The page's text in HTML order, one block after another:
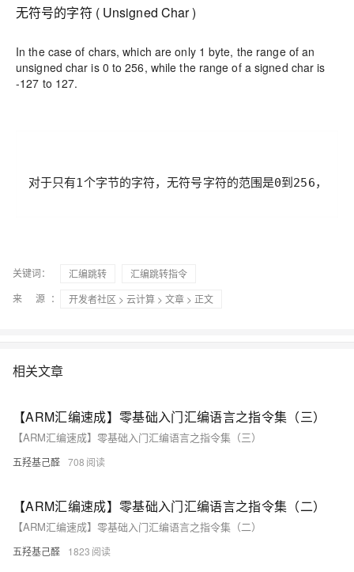
无符号的字符 ( Unsigned Char )
In the case of chars, which are only 1 byte, the range of an
unsigned char is 0 to 256, while the range of a signed char is
-127 to 127.
对于只有1个字节的字符，无符号字符的范围是0到256，而
关键词： 汇编跳转
汇编跳转指令
来 源：
开发者社区 > 云计算 > 文章 > 正文
相关文章
【ARM汇编速成】零基础入门汇编语言之指令集（三）
【ARM汇编速成】零基础入门汇编语言之指令集（三）
五羟基己醛 708
【ARM汇编速成】零基础入门汇编语言之指令集（二）
【ARM汇编速成】零基础入门汇编语言之指令集（二）
五羟基己醛 1823